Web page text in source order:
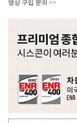
영상 구입 문의 >>